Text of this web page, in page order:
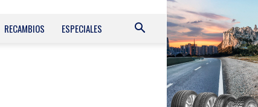
RECAMBIOS ESPECIALES